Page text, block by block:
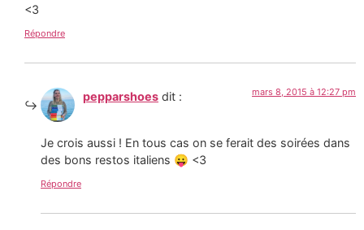
<3
Répondre
pepparshoes dit : mars 8, 2015 à 12:27 pm
Je crois aussi ! En tous cas on se ferait des soirées dans
des bons restos italiens 😛 <3
Répondre